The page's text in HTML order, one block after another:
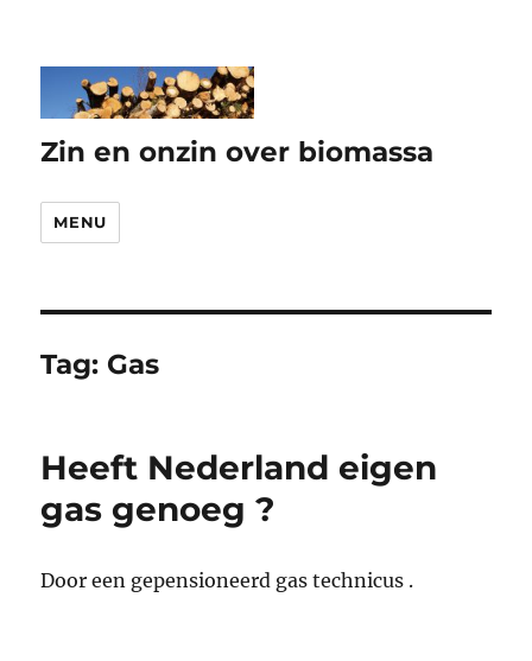
Zin en onzin over biomassa
MENU
Tag: Gas
Heeft Nederland eigen
gas genoeg ?
Door een gepensioneerd gas technicus .